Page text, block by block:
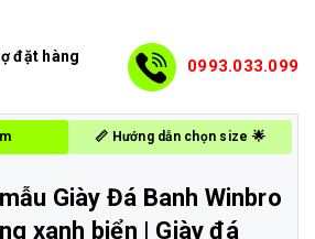
đặt hàng
0993.033.099
📏 Hướng dẫn chọn size 🌟
Giày Đá Banh Winbro
xanh biển | Giày đá